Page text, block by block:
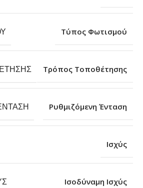
Τύπος Φωτισμού
Τρόπος Τοποθέτησης
Ρυθμιζόμενη Ένταση
Ισχύς
Ισοδύναμη Ισχύς